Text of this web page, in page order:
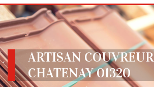
ARTISAN COUVREUR
CHATENAY 01320